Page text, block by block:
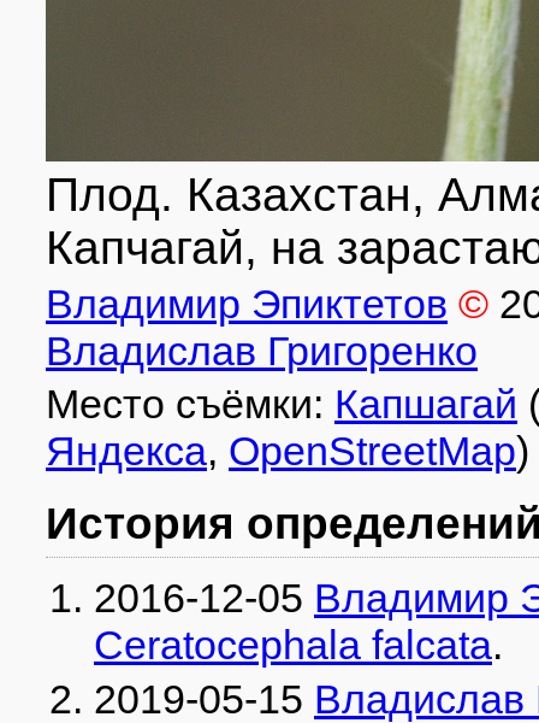
Плод. Казахстан,
Капчагай, на
Владимир Эпиктетов ©
Владислав Григоренко
Место съёмки: Капшагай
Яндекса, OpenStreetMap)
История
2016-12-05 Владимир
Ceratocephala falcata.
2019-05-15 Владислав